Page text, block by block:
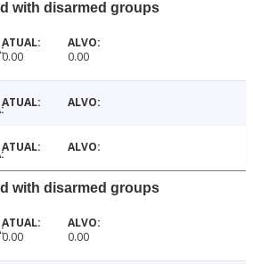
with disarmed groups
0.00 0.00
with disarmed groups
0.00 0.00